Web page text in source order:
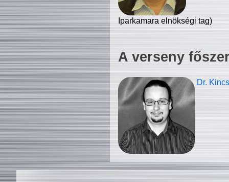
Iparkamara elnökségi tag)
A verseny
Dr.